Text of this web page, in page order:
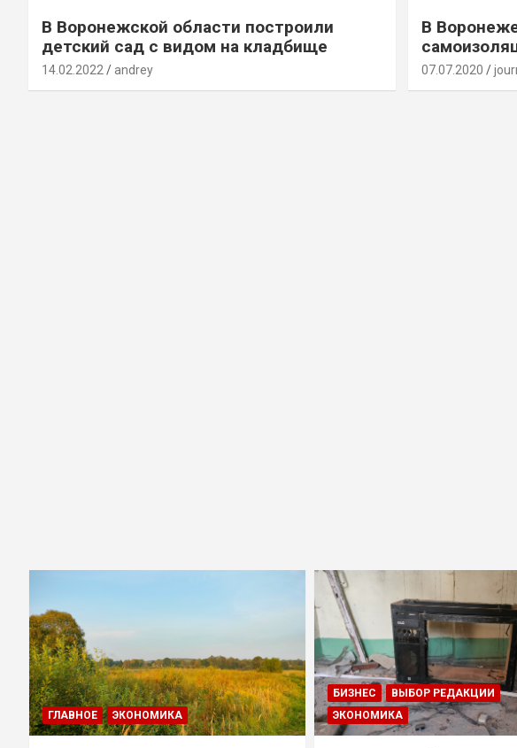
В Воронежской области построили
детский сад с видом на кладбище
14.02.2022 andrey
В
07.07.2020
ГЛАВНОЕ ЭКОНОМИКА
БИЗНЕС
ВЫБОР РЕДАКЦИИ
ЭКОНОМИКА